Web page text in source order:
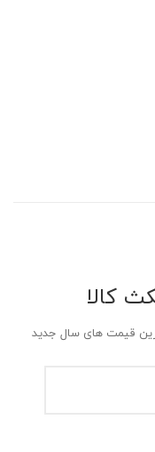
کالا
قیمت های سال جدید